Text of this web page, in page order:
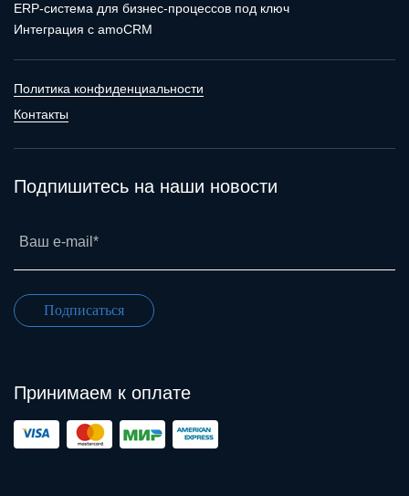
ERP-система для бизнес-процессов под ключ
Интеграция с amoCRM
Политика конфиденциальности
Контакты
Подпишитесь на наши новости
Ваш e-mail*
Подписаться
Принимаем к оплате